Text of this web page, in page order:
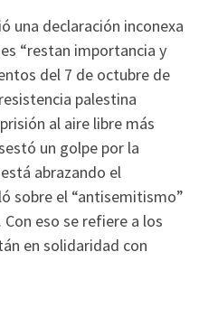
una declaración inconexa
“restan importancia y
del 7 de octubre de
palestina
al aire libre más
un golpe por la
abrazando el
sobre el “antisemitismo”
eso se refiere a los
en solidaridad con